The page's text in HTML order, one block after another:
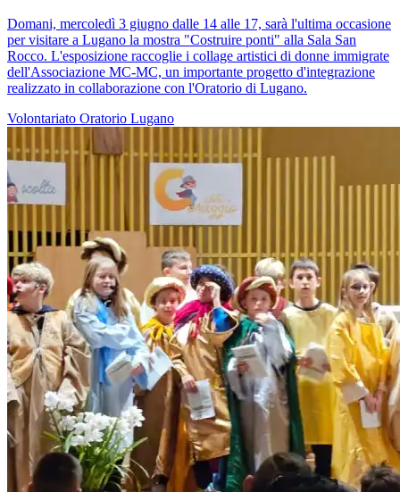
Domani, mercoledì 3 giugno dalle 14 alle 17, sarà l'ultima occasione
per visitare a Lugano la mostra "Costruire ponti" alla Sala San
Rocco. L'esposizione raccoglie i collage artistici di donne immigrate
dell'Associazione MC-MC, un importante progetto d'integrazione
realizzato in collaborazione con l'Oratorio di Lugano.
Volontariato Oratorio Lugano